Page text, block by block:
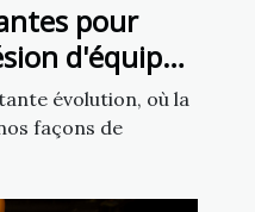
pour
d'équipe
évolution, où la
façons de